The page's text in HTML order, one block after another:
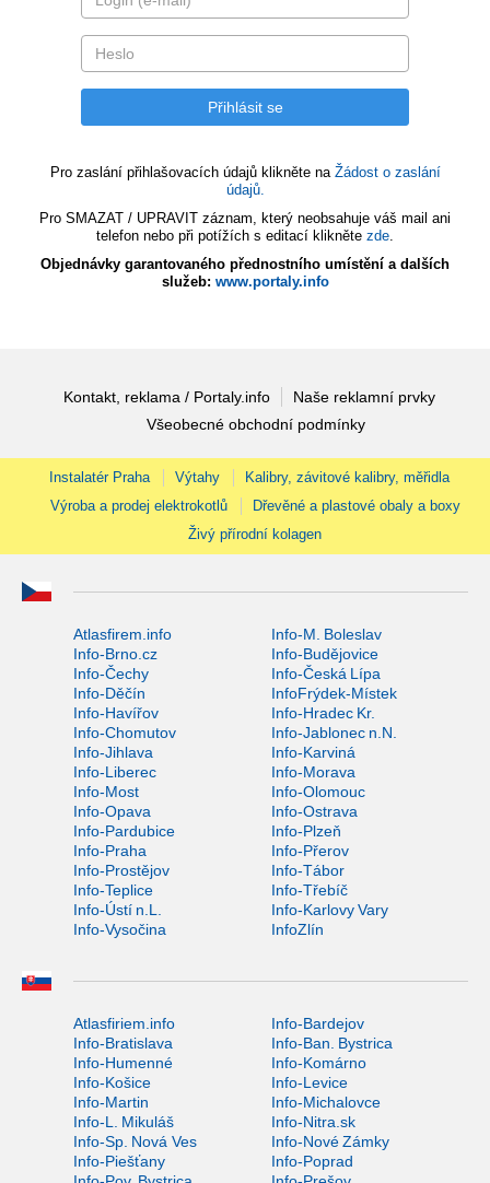
Pro zaslání přihlašovacích údajů klikněte na Žádost o zaslání
údajů.
Pro SMAZAT / UPRAVIT záznam, který neobsahuje váš mail ani
telefon nebo při potížích s editací klikněte zde.
Objednávky garantovaného přednostního umístění a dalších
služeb: www.portaly.info
Kontakt, reklama / Portaly.info
Naše reklamní prvky
Všeobecné obchodní podmínky
Instalatér Praha Výtahy
Kalibry, závitové kalibry, měřidla
Výroba a prodej elektrokotlů
Dřevěné a plastové obaly a boxy
Živý přírodní kolagen
Atlasfirem.info
Info-M. Boleslav
Info-Brno.cz
Info-Budějovice
Info-Čechy
Info-Česká Lípa
Info-Děčín
InfoFrýdek-Místek
Info-Havířov
Info-Hradec Kr.
Info-Chomutov
Info-Jablonec n.N.
Info-Jihlava
Info-Karviná
Info-Liberec
Info-Morava
Info-Most
Info-Olomouc
Info-Opava
Info-Ostrava
Info-Pardubice
Info-Plzeň
Info-Praha
Info-Přerov
Info-Prostějov
Info-Tábor
Info-Teplice
Info-Třebíč
Info-Ústí n.L.
Info-Karlovy Vary
Info-Vysočina
InfoZlín
Atlasfiriem.info
Info-Bardejov
Info-Bratislava
Info-Ban. Bystrica
Info-Humenné
Info-Komárno
Info-Košice
Info-Levice
Info-Martin
Info-Michalovce
Info-L. Mikuláš
Info-Nitra.sk
Info-Sp. Nová Ves
Info-Nové Zámky
Info-Piešťany
Info-Poprad